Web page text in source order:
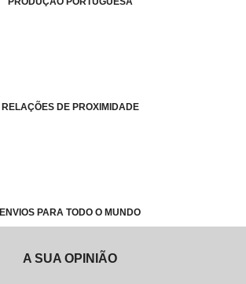
RELAÇÕES DE PROXIMIDADE
ENVIOS PARA TODO O MUNDO
A SUA OPINIÃO